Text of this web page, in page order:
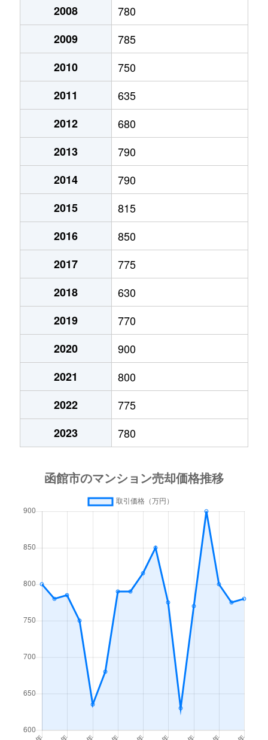
千代台町
2,400万円
富岡町
1,700万円
富岡町
590万円
1,700万円
深堀町
1,400万円
深堀町
480万円
船見町
2,000万円
弁天町
780万円
1,200万円
750万円
430万円
宮前町
170万円
宮前町
180万円
2,200万円
梁川町
2,200万円
梁川町
2,300万円
五稜郭公園前
3,500万円 函館
湯川町
函館
湯川町
函館
1,700万円 湯の川
530万円 湯の川
520万円 湯の川
湯川町
1,300万円
湯川町
790万円 湯の川 徒歩6
2008
780
2009
785
2010
750
2011
635
2012
680
2013
790
2014
790
2015
815
2016
850
2017
775
2018
630
2019
770
2020
900
2021
800
2022
775
2023
780